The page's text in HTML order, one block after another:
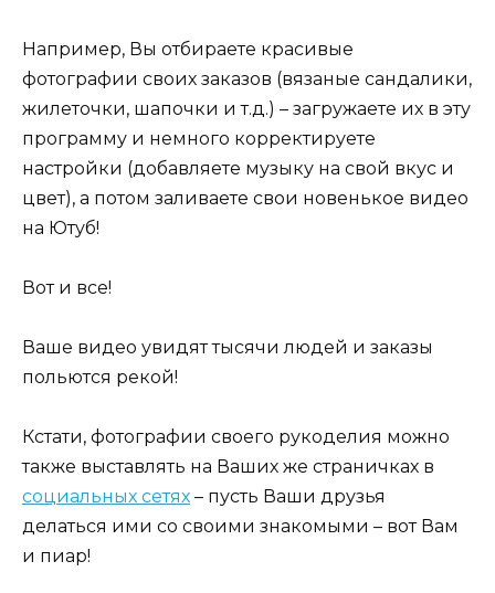
Например, Вы отбираете красивые
фотографии своих заказов (вязаные сандалики,
жилеточки, шапочки и т.д.) – загружаете их в эту
программу и немного корректируете
настройки (добавляете музыку на свой вкус и
цвет), а потом заливаете свои новенькое видео
на Ютуб!
Вот и все!
Ваше видео увидят тысячи людей и заказы
польются рекой!
Кстати, фотографии своего рукоделия можно
также выставлять на Ваших же страничках в
социальных сетях – пусть Ваши друзья
делаться ими со своими знакомыми – вот Вам
и пиар!